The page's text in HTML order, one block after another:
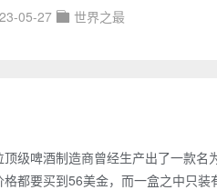
一药物能够永久的治疗好肌肉萎缩，
05-27 世界之最
顶级啤酒制造商曾经生产出了一款名
格都要买到56美金，而一盒之中只